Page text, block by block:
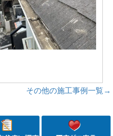
その他の施工事例一覧→